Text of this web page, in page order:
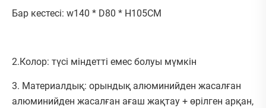
Бар кестесі: w140 * D80 * H105CM
2.Колор: түсі міндетті емес болуы мүмкін
3. Материалдық: орындық алюминийден жасалған
алюминийден жасалған ағаш жақтау + өрілген арқан,